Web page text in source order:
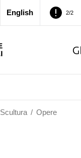
English
1/2
2/2
1/2
2/2
Scultura / Opere